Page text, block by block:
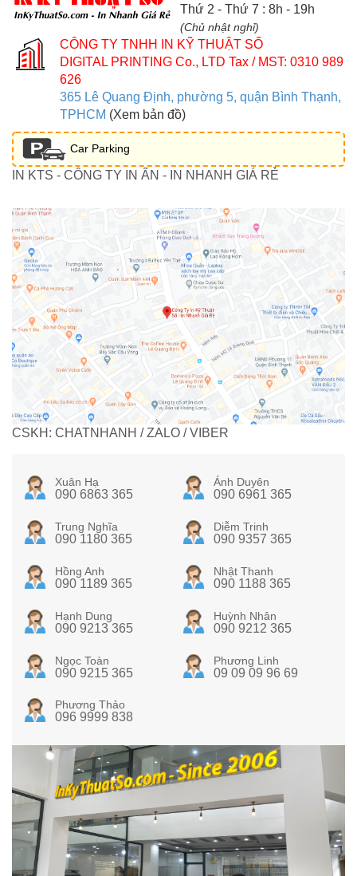
Thứ 2 - Thứ 7 : 8h - 19h
(Chủ nhật nghỉ)
CÔNG TY TNHH IN KỸ THUẬT SỐ
DIGITAL PRINTING Co., LTD Tax / MST: 0310 989
626
365 Lê Quang Định, phường 5, quận Bình Thạnh,
TPHCM (Xem bản đồ)
Car Parking
IN KTS - CÔNG TY IN ẤN - IN NHANH GIÁ RẺ
CSKH: CHATNHANH / ZALO / VIBER
Xuân Hạ
090 6863 365
Ánh Duyên
090 6961 365
Trung Nghĩa
090 1180 365
Diễm Trinh
090 9357 365
Hồng Anh
090 1189 365
Nhật Thanh
090 1188 365
Hạnh Dung
090 9213 365
Huỳnh Nhân
090 9212 365
Ngọc Toàn
090 9215 365
Phương Linh
09 09 09 96 69
Phương Thảo
096 9999 838